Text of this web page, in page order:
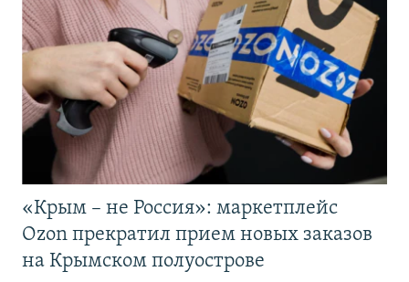
«Крым – не Россия»: маркетплейс
Ozon прекратил прием новых заказов
на Крымском полуострове